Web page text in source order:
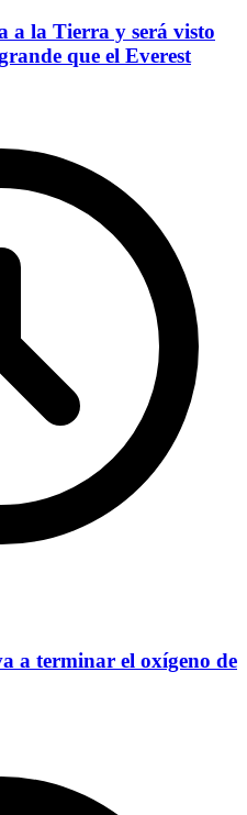
a la Tierra y será visto
que el Everest
a terminar el oxígeno de